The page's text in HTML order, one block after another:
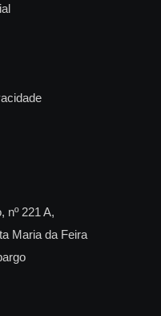
nº 221 A,
Maria da Feira